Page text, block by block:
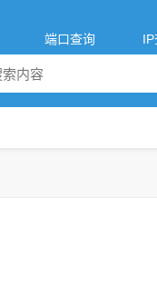
端口查询